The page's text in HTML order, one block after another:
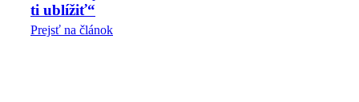
ti ublížiť“
Prejsť na článok